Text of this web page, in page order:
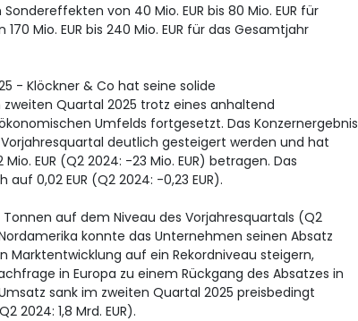
von 40 Mio. EUR bis 80 Mio. EUR für
Mio. EUR bis 240 Mio. EUR für das Gesamtjahr
- Klöckner & Co hat seine solide
Quartal 2025 trotz eines anhaltend
Umfelds fortgesetzt. Das Konzernergebnis
deutlich gesteigert werden und hat
EUR (Q2 2024: -23 Mio. EUR) betragen. Das
0,02 EUR (Q2 2024: -0,23 EUR).
Tonnen auf dem Niveau des Vorjahresquartals (Q2
konnte das Unternehmen seinen Absatz
Marktentwicklung auf ein Rekordniveau steigern,
in Europa zu einem Rückgang des Absatzes in
sank im zweiten Quartal 2025 preisbedingt
2024: 1,8 Mrd. EUR).